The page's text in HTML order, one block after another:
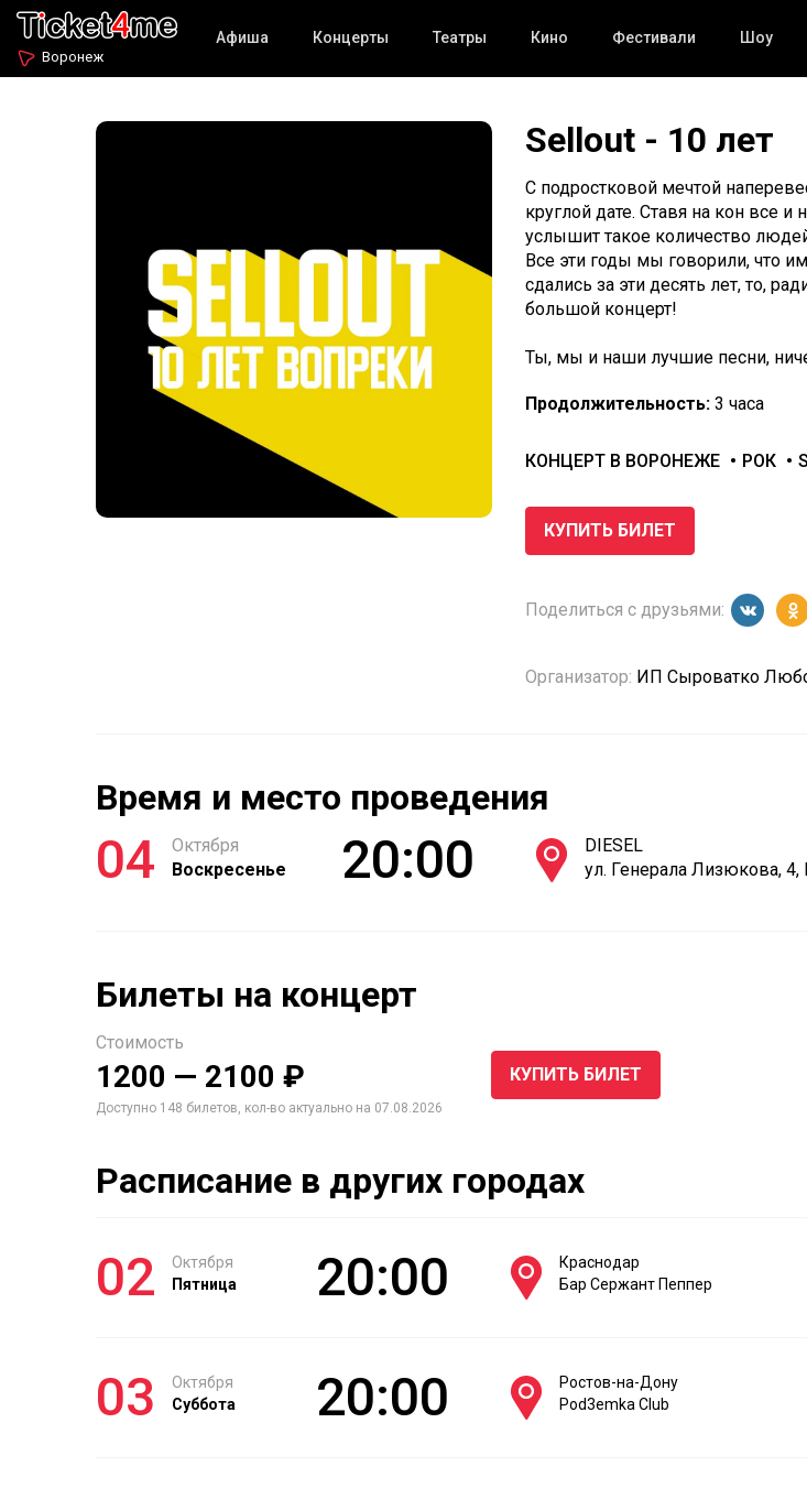
Воронеж
Афиша Концерты Театры Кино Фестивали Шоу
Sellout - 10 лет
С подростковой мечтой
круглой дате. Ставя на кон все и
услышит такое количество
Все эти годы мы говорили, что
сдались за эти десять лет, то,
большой концерт!
Ты, мы и наши лучшие песни,
Продолжительность: 3 часа
КОНЦЕРТ В ВОРОНЕЖЕ РОК
КУПИТЬ БИЛЕТ
Поделиться с друзьями:
Организатор: ИП Сыроватко
Время и место проведения
04
Октября
Воскресенье
20:00
DIESEL
ул. Генерала Лизюкова,
Билеты на концерт
Стоимость
1200 — 2100 ₽
Доступно 148 билетов, кол-во актуально на 07.08.2026
КУПИТЬ БИЛЕТ
Расписание в других городах
02
Октября
Пятница
20:00
Краснодар
Бар Сержант Пеппер
03
Октября
Суббота
20:00
Ростов-на-Дону
Pod3emka Club